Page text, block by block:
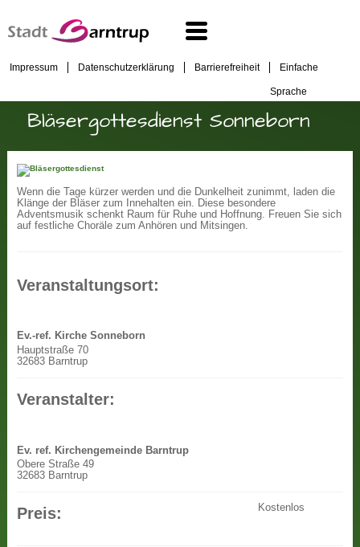
Impressum Datenschutzerklärung Barrierefreiheit Einfache
Sprache
Bläsergottesdienst Sonneborn
Wenn die Tage kürzer werden und die Dunkelheit zunimmt, laden die
Klänge der Bläser zum Innehalten ein. Diese besondere
Adventsmusik schenkt Raum für Ruhe und Hoffnung. Freuen Sie sich
auf festliche Choräle zum Anhören und Mitsingen.
Veranstaltungsort:
Ev.-ref. Kirche Sonneborn
Hauptstraße 70
32683 Barntrup
Veranstalter:
Ev. ref. Kirchengemeinde Barntrup
Obere Straße 49
32683 Barntrup
Preis: Kostenlos